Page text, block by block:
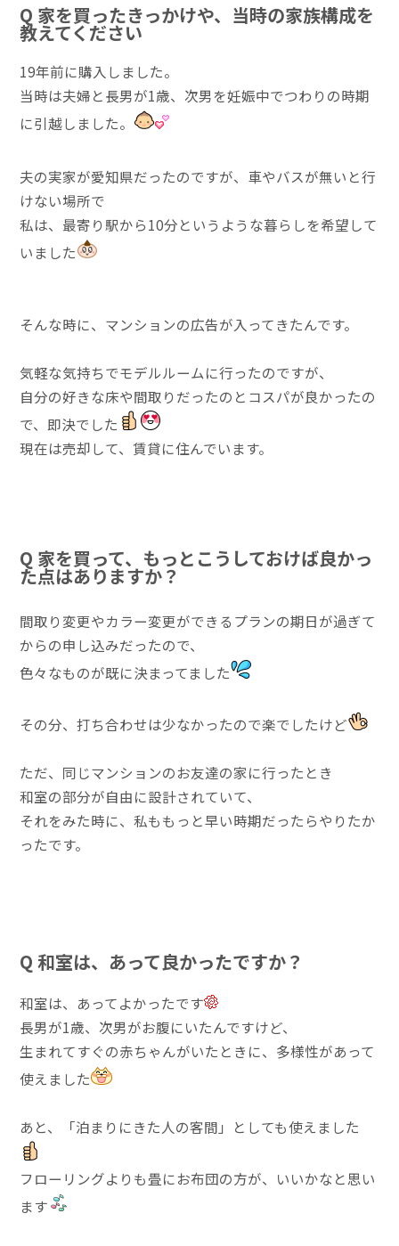
Q 家を買ったきっかけや、当時の家族構成を
教えてください
19年前に購入しました。
当時は夫婦と長男が1歳、次男を妊娠中でつわりの時期
に引越しました。
夫の実家が愛知県だったのですが、車やバスが無いと行
けない場所で
私は、最寄り駅から10分というような暮らしを希望して
いました
そんな時に、マンションの広告が入ってきたんです。
気軽な気持ちでモデルルームに行ったのですが、
自分の好きな床や間取りだったのとコスパが良かったの
で、即決でした
現在は売却して、賃貸に住んでいます。
Q 家を買って、もっとこうしておけば良かっ
た点はありますか？
間取り変更やカラー変更ができるプランの期日が過ぎて
からの申し込みだったので、
色々なものが既に決まってました
その分、打ち合わせは少なかったので楽でしたけど
ただ、同じマンションのお友達の家に行ったとき
和室の部分が自由に設計されていて、
それをみた時に、私ももっと早い時期だったらやりたか
ったです。
Q 和室は、あって良かったですか？
和室は、あってよかったです
長男が1歳、次男がお腹にいたんですけど、
生まれてすぐの赤ちゃんがいたときに、多様性があって
使えました
あと、「泊まりにきた人の客間」としても使えました
フローリングよりも畳にお布団の方が、いいかなと思い
ます